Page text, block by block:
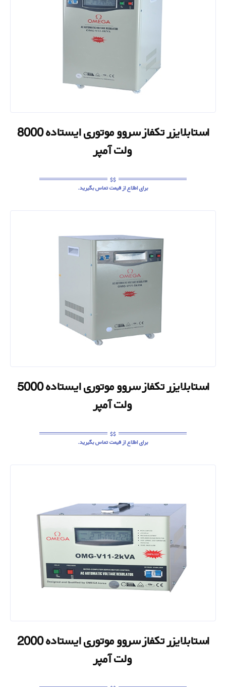
استابلایزر تکفاز سروو موتوری ایستاده 8000
ولت آمپر
برای اطلاع از قیمت تماس بگیرید.
استابلایزر تکفاز سروو موتوری ایستاده 5000
ولت آمپر
برای اطلاع از قیمت تماس بگیرید.
استابلایزر تکفاز سروو موتوری ایستاده 2000
ولت آمپر